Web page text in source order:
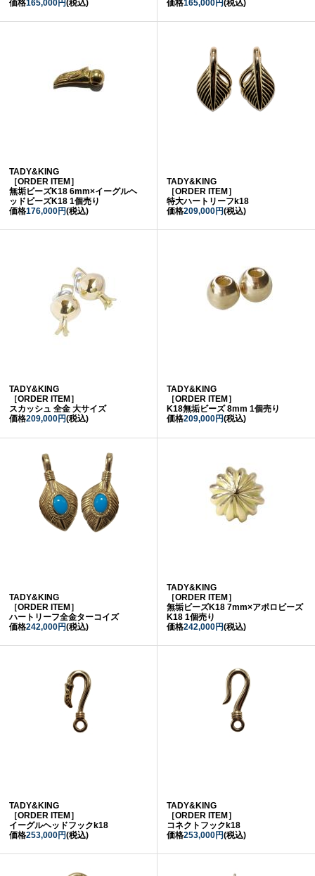
価格165,000円(税込) 価格165,000円(税込)
TADY&KING
［ORDER ITEM］
無垢ビーズK18 6mm×イーグルヘ
ッドビーズK18 1個売り
価格176,000円(税込)
TADY&KING
［ORDER ITEM］
特大ハートリーフk18
価格209,000円(税込)
TADY&KING
［ORDER ITEM］
スカッシュ 全金 大サイズ
価格209,000円(税込)
TADY&KING
［ORDER ITEM］
K18無垢ビーズ 8mm 1個売り
価格209,000円(税込)
TADY&KING
［ORDER ITEM］
ハートリーフ全金ターコイズ
価格242,000円(税込)
TADY&KING
［ORDER ITEM］
無垢ビーズK18 7mm×アポロビーズ
K18 1個売り
価格242,000円(税込)
TADY&KING
［ORDER ITEM］
イーグルヘッドフックk18
価格253,000円(税込)
TADY&KING
［ORDER ITEM］
コネクトフックk18
価格253,000円(税込)